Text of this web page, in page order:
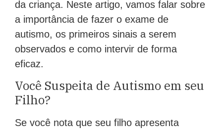
da criança. Neste artigo, vamos falar sobre
a importância de fazer o exame de
autismo, os primeiros sinais a serem
observados e como intervir de forma
eficaz.
Você Suspeita de Autismo em seu
Filho?
Se você nota que seu filho apresenta